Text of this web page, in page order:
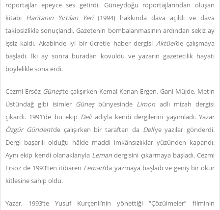
röportajlar epeyce ses getirdi. Güneydoğu röportajlarından oluşan
kitabı Haritanın Yırtılan Yeri(1994) hakkında dava açıldı ve dava
takipsizlikle sonuçlandı. Gazetenin bombalanmasının ardından sekiz ay
işsiz kaldı. Akabinde iyi bir ücretle haber dergisi Aktüel’de çalışmaya
başladı. İki ay sonra buradan kovuldu ve yazarın gazetecilik hayatı
böylelikle sona erdi.
Cezmi Ersöz Güneş’te çalışırken Kemal Kenan Ergen, Gani Müjde, Metin
Üstündağ gibi isimler Güneşbünyesinde Limon adlı mizah dergisi
çıkardı. 1991’de bu ekip Deli adıyla kendi dergilerini yayımladı. Yazar
Özgür Gündem’de çalışırken bir taraftan da Deli’ye yazılar gönderdi.
Dergi başarılı olduğu hâlde maddi imkânsızlıklar yüzünden kapandı.
Aynı ekip kendi olanaklarıyla Lemandergisini çıkarmaya başladı. Cezmi
Ersöz de 1993’ten itibaren Leman’da yazmaya başladı ve geniş bir okur
kitlesine sahip oldu.
Yazar, 1993’te Yusuf Kurçenli’nin yönettiği “Çözülmeler” filminin